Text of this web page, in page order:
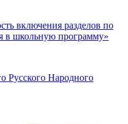
включения разделов по
в школьную программу»
Русского Народного